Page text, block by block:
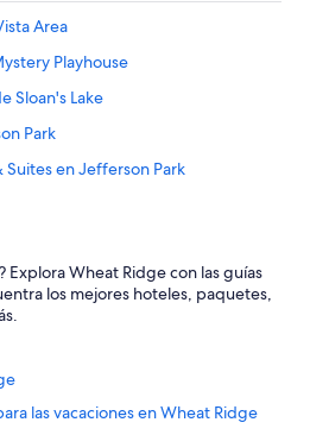
Area
Playhouse
Sloan's Lake
Park
Suites en Jefferson Park
Ridge
Explora Wheat Ridge con las guías
los mejores hoteles, paquetes,
las vacaciones en Wheat Ridge